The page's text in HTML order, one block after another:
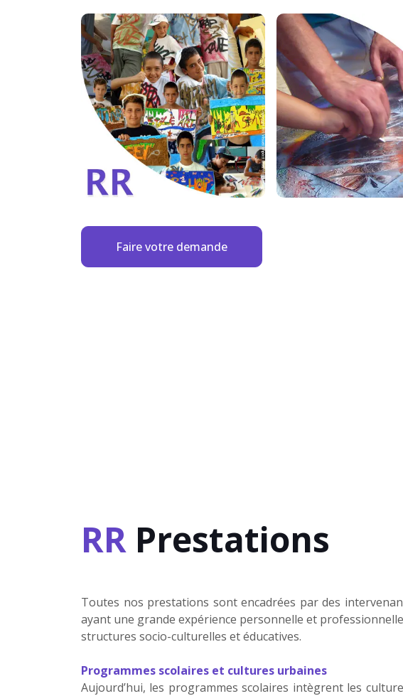
Faire votre demande
RR Prestations
Toutes nos prestations sont encadrées par des
ayant une grande expérience personnelle et
structures socio-culturelles et éducatives.
Programmes scolaires et cultures urbaines
Aujourd’hui, les programmes scolaires intègrent les